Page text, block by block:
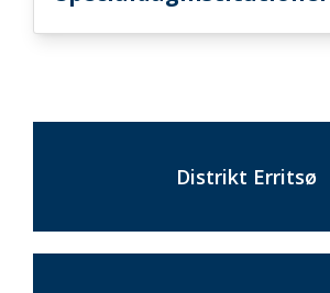
Distrikt Erritsø